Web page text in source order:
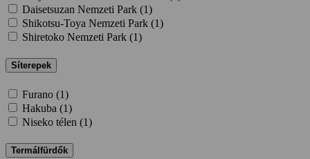
Daisetsuzan Nemzeti Park (1)
Shikotsu-Toya Nemzeti Park (1)
Shiretoko Nemzeti Park (1)
Síterepek
Furano (1)
Hakuba (1)
Niseko télen (1)
Termálfürdők